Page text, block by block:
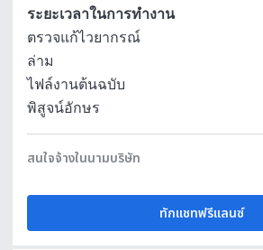
ระยะเวลาในการทำงาน
ตรวจแก้ไวยากรณ์
ล่าม
ไฟล์งานต้นฉบับ
พิสูจน์อักษร
สนใจจ้างในนามบริษัท
ทักแชทฟรีแลนซ์